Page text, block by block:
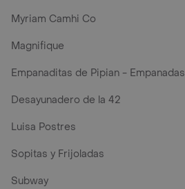
Myriam Camhi Co
Magnifique
Empanaditas de Pipian - Empanadas
Desayunadero de la 42
Luisa Postres
Sopitas y Frijoladas
Subway